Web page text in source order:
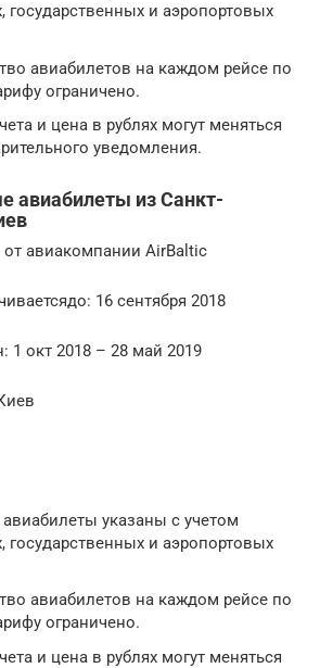
государственных и аэропортовых
авиабилетов на каждом рейсе по
ограничено.
и цена в рублях могут меняться
уведомления.
из Санкт-
авиакомпании AirBaltic
16 сентября 2018
1 окт 2018 – 28 май 2019
указаны с учетом
государственных и аэропортовых
авиабилетов на каждом рейсе по
ограничено.
и цена в рублях могут меняться